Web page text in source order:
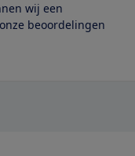
wij een
beoordelingen